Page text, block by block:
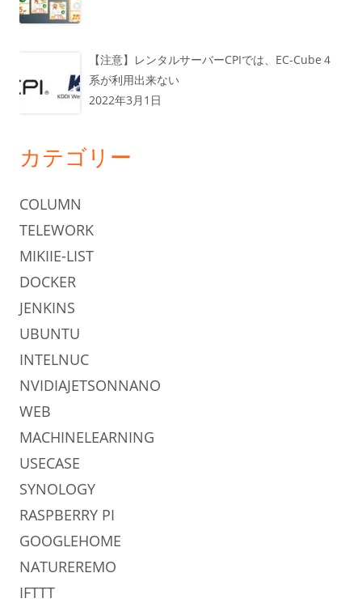
【注意】レンタルサーバーCPIでは、EC-Cube４
系が利用出来ない
2022年3月1日
カテゴリー
COLUMN
TELEWORK
MIKIIE-LIST
DOCKER
JENKINS
UBUNTU
INTELNUC
NVIDIAJETSONNANO
WEB
MACHINELEARNING
USECASE
SYNOLOGY
RASPBERRY PI
GOOGLEHOME
NATUREREMO
IFTTT